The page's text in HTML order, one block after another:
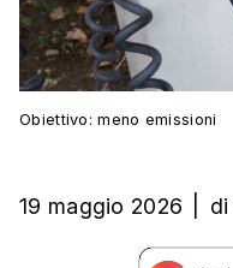
Obiettivo: meno emissioni
19 maggio 2026 di